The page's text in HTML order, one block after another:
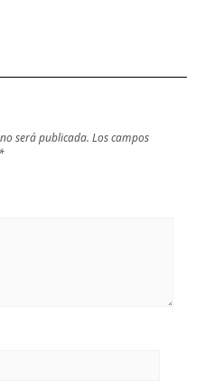
será publicada. Los campos
*